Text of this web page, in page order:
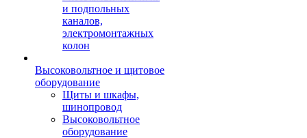
и подпольных
каналов,
электромонтажных
колон
Высоковольтное и щитовое
оборудование
Щиты и шкафы,
шинопровод
Высоковольтное
оборудование